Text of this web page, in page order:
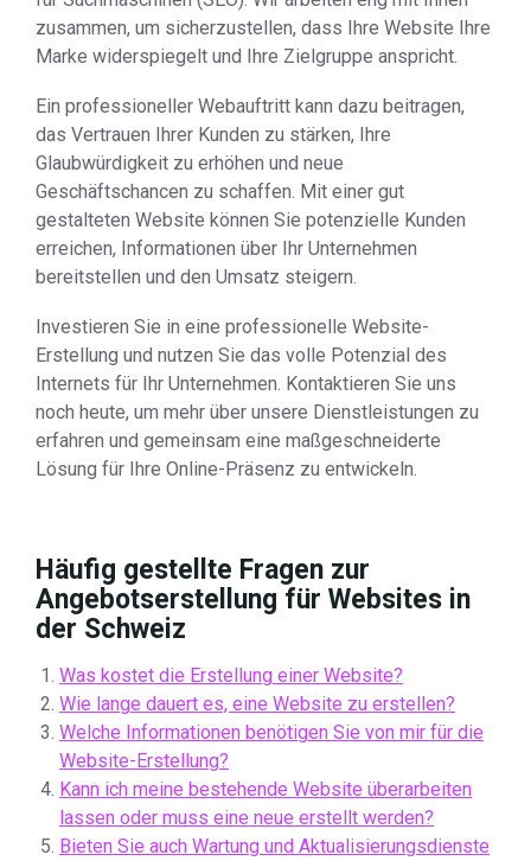
zusammen, um sicherzustellen, dass Ihre Website Ihre
Marke widerspiegelt und Ihre Zielgruppe anspricht.
Ein professioneller Webauftritt kann dazu beitragen,
das Vertrauen Ihrer Kunden zu stärken, Ihre
Glaubwürdigkeit zu erhöhen und neue
Geschäftschancen zu schaffen. Mit einer gut
gestalteten Website können Sie potenzielle Kunden
erreichen, Informationen über Ihr Unternehmen
bereitstellen und den Umsatz steigern.
Investieren Sie in eine professionelle Website-
Erstellung und nutzen Sie das volle Potenzial des
Internets für Ihr Unternehmen. Kontaktieren Sie uns
noch heute, um mehr über unsere Dienstleistungen zu
erfahren und gemeinsam eine maßgeschneiderte
Lösung für Ihre Online-Präsenz zu entwickeln.
Häufig gestellte Fragen zur
Angebotserstellung für Websites in
der Schweiz
Was kostet die Erstellung einer Website?
Wie lange dauert es, eine Website zu erstellen?
Welche Informationen benötigen Sie von mir für die
Website-Erstellung?
Kann ich meine bestehende Website überarbeiten
lassen oder muss eine neue erstellt werden?
Bieten Sie auch Wartung und Aktualisierungsdienste